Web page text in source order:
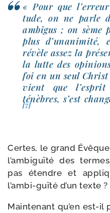
« Pour que
tude, on ne parle
ambi­gus ; on
plus d’u­na­ni­mi­té,
révèle assez la
la lutte des
foi en un seul
vient que
ténèbres, s’est
[7]
Certes, le grand
l’am­bi­guï­té des
pas étendre et
l’ambi-​guïté d’un texte ?
Maintenant qu’en est-​il